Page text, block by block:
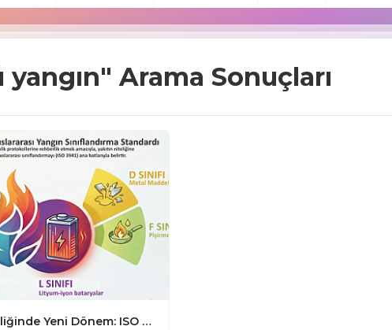
yangın" Arama Sonuçları
Yangın Güvenliğinde Yeni Dönem: ISO 3941:2026 ile "L Sınıfı" Batarya Yangınları Resmen Tanımlandı